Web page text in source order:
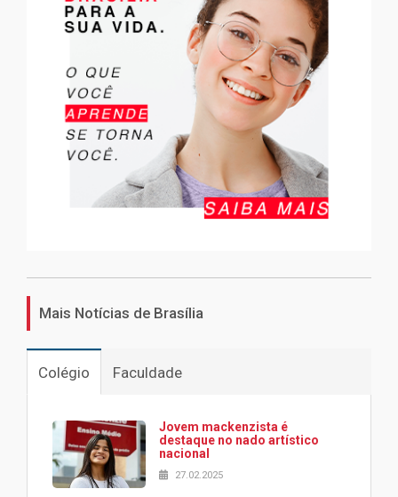
Mais Notícias de Brasília
Colégio Faculdade
Jovem mackenzista é
destaque no nado artístico
nacional
27.02.2025